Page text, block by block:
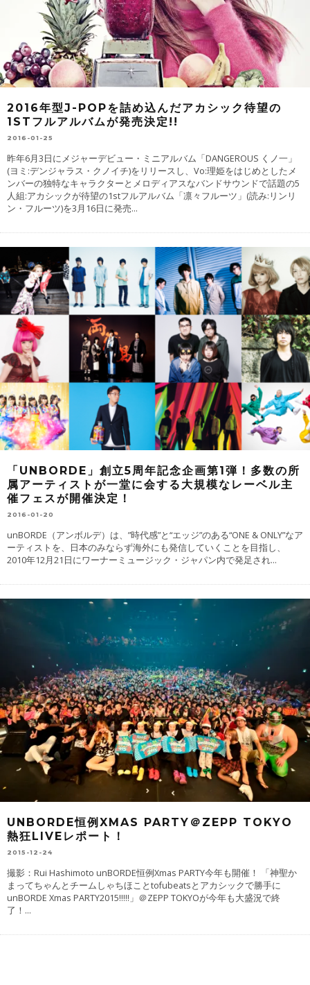
2016年型J-POPを詰め込んだアカシック待望の
1STフルアルバムが発売決定!!
2016-01-25
昨年6月3日にメジャーデビュー・ミニアルバム「DANGEROUS くノ一」
(ヨミ:デンジャラス・クノイチ)をリリースし、Vo:理姫をはじめとしたメ
ンバーの独特なキャラクターとメロディアスなバンドサウンドで話題の5
人組:アカシックが待望の1stフルアルバム「凛々フルーツ」(読み:リンリ
ン・フルーツ)を3月16日に発売...
「UNBORDE」創立5周年記念企画第1弾！多数の所
属アーティストが一堂に会する大規模なレーベル主
催フェスが開催決定！
2016-01-20
unBORDE（アンボルデ）は、”時代感”と“エッジ”のある“ONE & ONLY”なア
ーティストを、日本のみならず海外にも発信していくことを目指し、
2010年12月21日にワーナーミュージック・ジャパン内で発足され...
UNBORDE恒例XMAS PARTY＠ZEPP TOKYO
熱狂LIVEレポート！
2015-12-24
撮影：Rui Hashimoto unBORDE恒例Xmas PARTY今年も開催！ 「神聖か
まってちゃんとチームしゃちほことtofubeatsとアカシックで勝手に
unBORDE Xmas PARTY2015!!!!!」＠ZEPP TOKYOが今年も大盛況で終
了！ ...